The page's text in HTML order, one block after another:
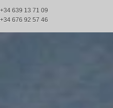
+34 639 13 71 09
+34 676 92 57 46